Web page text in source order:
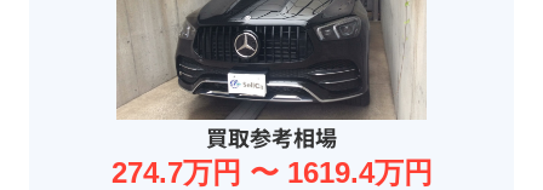
買取参考相場
274.7万円 〜 1619.4万円